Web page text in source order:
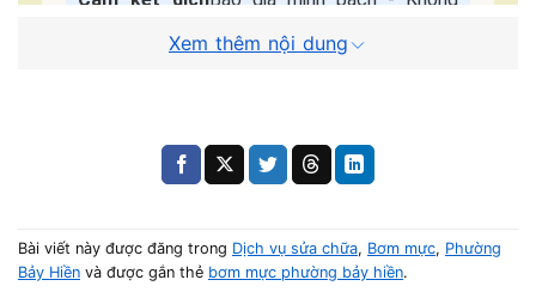
ép giá.
📌 Điền form, kỹ thuật viên liên hệ trong
Xem thêm nội dung
Bài viết này được đăng trong Dịch vụ sửa chữa, Bơm mực, Phường
Bảy Hiền và được gắn thẻ bơm mực phường bảy hiền.